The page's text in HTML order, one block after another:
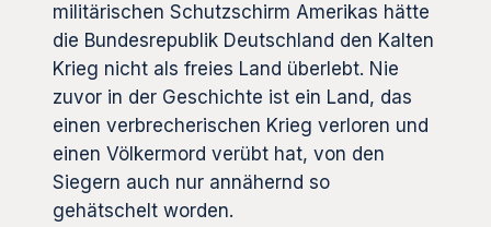
militärischen Schutzschirm Amerikas hätte
die Bundesrepublik Deutschland den Kalten
Krieg nicht als freies Land überlebt. Nie
zuvor in der Geschichte ist ein Land, das
einen verbrecherischen Krieg verloren und
einen Völkermord verübt hat, von den
Siegern auch nur annähernd so
gehätschelt worden.